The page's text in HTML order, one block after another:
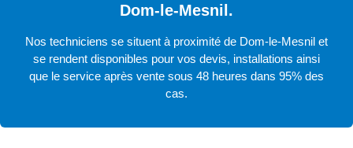
Dom-le-Mesnil.
Nos techniciens se situent à proximité de Dom-le-Mesnil et
se rendent disponibles pour vos devis, installations ainsi
que le service après vente sous 48 heures dans 95% des
cas.